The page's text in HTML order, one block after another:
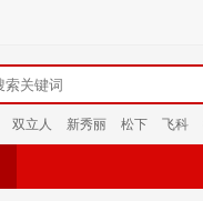
双立人 新秀丽 松下 飞科